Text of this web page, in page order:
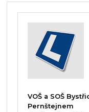
Začátek
Konec
VOŠ a SOŠ
Pernštejnem